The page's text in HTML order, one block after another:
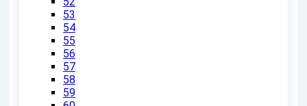
53
54
55
56
57
58
59